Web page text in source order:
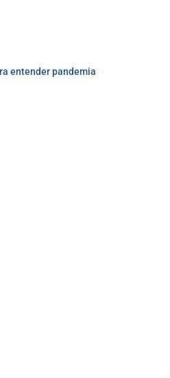
entender pandemia